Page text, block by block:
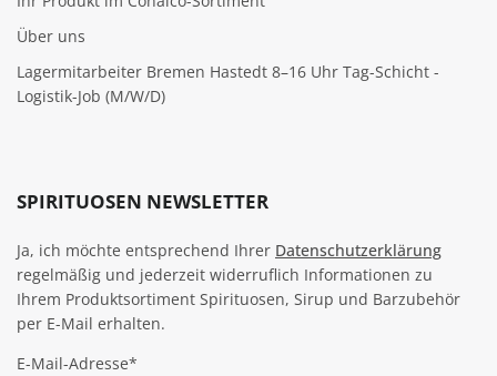
Über uns
Lagermitarbeiter Bremen Hastedt 8–16 Uhr Tag-Schicht -
Logistik-Job (M/W/D)
SPIRITUOSEN NEWSLETTER
Ja, ich möchte entsprechend Ihrer Datenschutzerklärung
regelmäßig und jederzeit widerruflich Informationen zu
Ihrem Produktsortiment Spirituosen, Sirup und Barzubehör
per E-Mail erhalten.
E-Mail-Adresse*